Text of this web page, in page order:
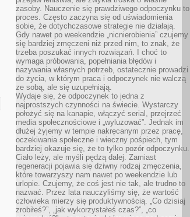
zasoby. Nauczenie się prawdziwego odpoczynku to
proces. Często zaczyna się od uświadomienia
sobie, że dotychczasowe strategie nie działają.
Gdy nawet po weekendzie „nicnierobienia” czujemy
się bardziej zmęczeni niż przed nim, to znak, że
trzeba poszukać innych rozwiązań. I choć to
wymaga próbowania, popełniania błędów i
nazywania własnych potrzeb, ostatecznie prowadzi
do życia, w którym praca i odpoczynek nie walczą
ze sobą, ale się uzupełniają.
Wydaje się, że odpoczynek to jedna z
najprostszych czynności na świecie. Wystarczy
położyć się na kanapie, włączyć serial, przejrzeć
media społecznościowe i „wyluzować”. Jednak im
dłużej żyjemy w tempie nakręcanym przez pracę,
oczekiwania społeczne i wieczny pośpiech, tym
bardziej okazuje się, że to tylko pozór odpoczynku.
Ciało leży, ale myśli pędzą dalej. Zamiast
regeneracji pojawia się dziwny rodzaj zmęczenia,
które towarzyszy nam nawet po weekendzie lub
urlopie. Czujemy, że coś jest nie tak, ale trudno to
nazwać. Przez lata nauczyliśmy się, że wartość
człowieka mierzy się produktywnością. „Co dzisiaj
zrobiłeś?”, „jak wykorzystałeś czas?”, „co